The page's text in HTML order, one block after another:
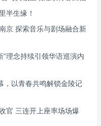
半生缘！
京 探索音乐与剧场融合新
理念持续引领华语巡演内
，以青春共鸣解锁金陵记
官 三连开上座率场场爆